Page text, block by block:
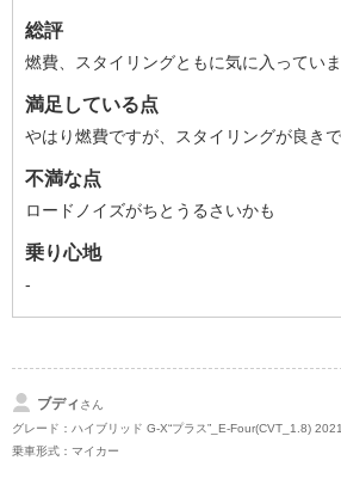
総評
燃費、スタイリングともに気に入ってい
満足している点
やはり燃費ですが、スタイリングが良き
不満な点
ロードノイズがちとうるさいかも
乗り心地
-
ブディ さん
グレード：ハイブリッド G-X“プラス”_E-Four(CVT_1.8)
乗車形式：マイカー